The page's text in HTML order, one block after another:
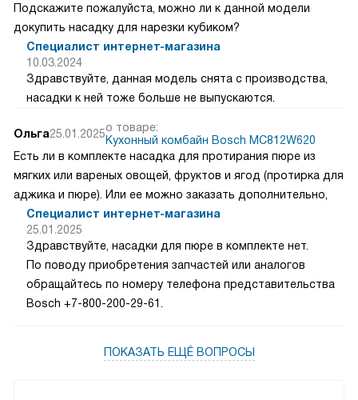
Подскажите пожалуйста, можно ли к данной модели
докупить насадку для нарезки кубиком?
Специалист интернет-магазина
10.03.2024
Здравствуйте, данная модель снята с производства,
насадки к ней тоже больше не выпускаются.
Ольга25.01.2025о товаре:
Кухонный комбайн Bosch MC812W620
Есть ли в комплекте насадка для протирания пюре из
мягких или вареных овощей, фруктов и ягод (протирка для
аджика и пюре). Или ее можно заказать дополнительно,
Специалист интернет-магазина
25.01.2025
Здравствуйте, насадки для пюре в комплекте нет.
По поводу приобретения запчастей или аналогов
обращайтесь по номеру телефона представительства
Bosch +7-800-200-29-61.
ПОКАЗАТЬ ЕЩЁ ВОПРОСЫ